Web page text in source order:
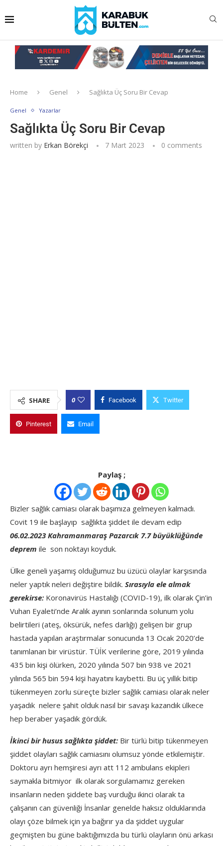
Home Genel Sağlıkta Üç Soru Bir Cevap
Genel Yazarlar
Sağlıkta Üç Soru Bir Cevap
written by Erkan Börekçi 7 Mart 2023 0 comments
SHARE 0 Facebook Twitter
Pinterest Email
Paylaş ;
Bizler sağlık camiası olarak başımıza gelmeyen kalmadı.
Covit 19 ile başlayıp sağlıkta şiddet ile devam edip
06.02.2023 Kahramanmaraş Pazarcık 7.7 büyüklüğünde
deprem ile son noktayı koyduk.
Ülke geneli yaşamış olduğumuz bu üzücü olaylar karşısında
neler yaptık neleri değiştire bildik. Sırasıyla ele almak
gerekirse: Koronavirüs Hastalığı (COVID-19), ilk olarak Çin’in
Vuhan Eyaleti’nde Aralık ayının sonlarında solunum yolu
belirtileri (ateş, öksürük, nefes darlığı) gelişen bir grup
hastada yapılan araştırmalar sonucunda 13 Ocak 2020’de
tanımlanan bir virüstür. TÜİK verilerine göre, 2019 yılında
435 bin kişi ölürken, 2020 yılında 507 bin 938 ve 2021
yılında 565 bin 594 kişi hayatını kaybetti. Bu üç yıllık bitip
tükenmeyen zorlu süreçte bizler sağlık camiası olarak neler
yaşadık nelere şahit olduk nasıl bir savaşı kazandık ülkece
hep beraber yaşadık gördük.
İkinci bir husus sağlıkta şiddet: Bir türlü bitip tükenmeyen
şiddet olayları sağlık camiasını olumsuz yönde etkilemiştir.
Doktoru ayrı hemşiresi ayrı att 112 ambulans ekipleri
saymakla bitmiyor ilk olarak sorgulamamız gereken
insanların neden şiddete baş vurduğu ikinci olarak ta
çalışanın can güvenliği İnsanlar genelde haksız olduklarında
olayı çöze bilmek için ya bağırır ya da şiddet uygular
geçmişten bu güne baktığımızda bu türlü olayların önü arkası